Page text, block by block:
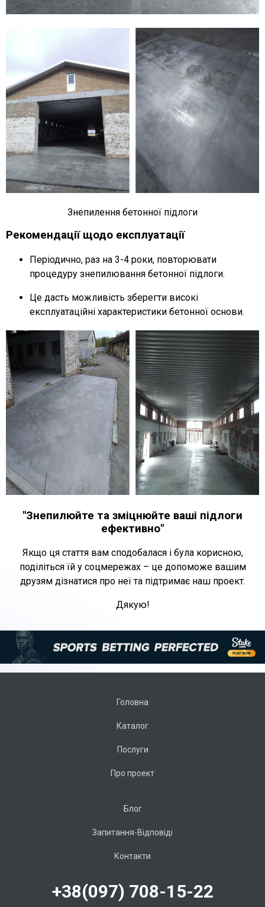
Знепилення бетонної підлоги
Рекомендації щодо експлуатації
Періодично, раз на 3-4 роки, повторювати
процедуру знепилювання бетонної підлоги.
Це дасть можливість зберегти високі
експлуатаційні характеристики бетонної основи.
"Знепилюйте та зміцнюйте ваші підлоги
ефективно"
Якщо ця стаття вам сподобалася і була корисною,
поділіться їй у соцмережах – це допоможе вашим
друзям дізнатися про неї та підтримає наш проект.
Дякую!
Головна
Каталог
Послуги
Про проект
Блог
Запитання-Відповіді
Контакти
+38(097) 708-15-22